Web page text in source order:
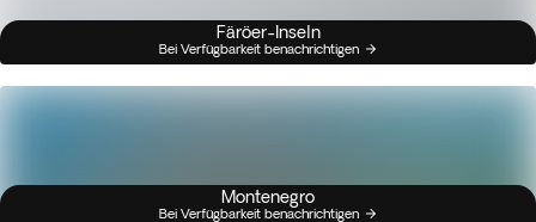
Färöer-Inseln
Bei Verfügbarkeit benachrichtigen
Montenegro
Bei Verfügbarkeit benachrichtigen